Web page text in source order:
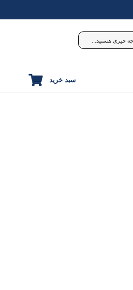
سبد خرید